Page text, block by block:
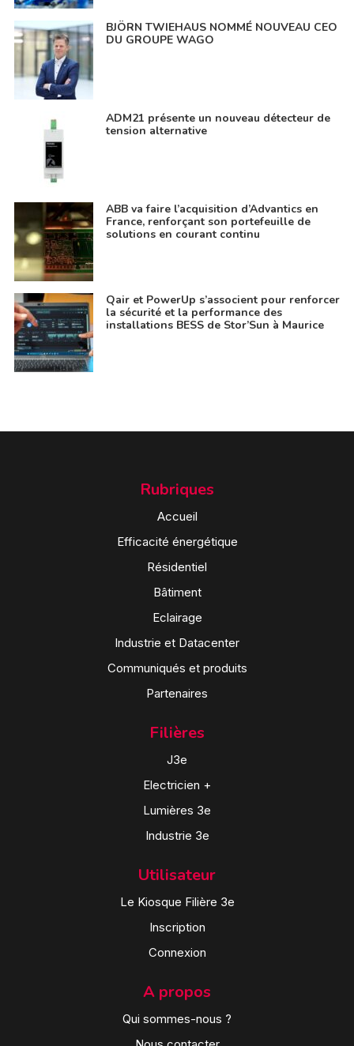
BJÖRN TWIEHAUS NOMMÉ NOUVEAU CEO
DU GROUPE WAGO
ADM21 présente un nouveau détecteur de
tension alternative
ABB va faire l’acquisition d’Advantics en
France, renforçant son portefeuille de
solutions en courant continu
Qair et PowerUp s’associent pour renforcer
la sécurité et la performance des
installations BESS de Stor’Sun à Maurice
Rubriques
Accueil
Efficacité énergétique
Résidentiel
Bâtiment
Eclairage
Industrie et Datacenter
Communiqués et produits
Partenaires
Filières
J3e
Electricien +
Lumières 3e
Industrie 3e
Utilisateur
Le Kiosque Filière 3e
Inscription
Connexion
A propos
Qui sommes-nous ?